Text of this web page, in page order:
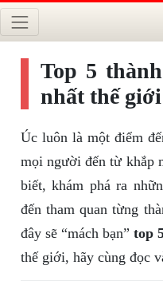
Top 5
nhất thế giới
Úc luôn là một điểm
mọi người đến từ khắp
biết, khám phá ra
đến tham quan từng
đây sẽ “mách bạn” top
thế giới, hãy cùng đọc